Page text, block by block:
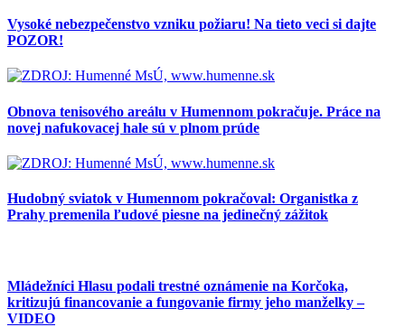
Vysoké nebezpečenstvo vzniku požiaru! Na tieto veci si dajte
POZOR!
Obnova tenisového areálu v Humennom pokračuje. Práce na
novej nafukovacej hale sú v plnom prúde
Hudobný sviatok v Humennom pokračoval: Organistka z
Prahy premenila ľudové piesne na jedinečný zážitok
Mládežníci Hlasu podali trestné oznámenie na Korčoka,
kritizujú financovanie a fungovanie firmy jeho manželky –
VIDEO